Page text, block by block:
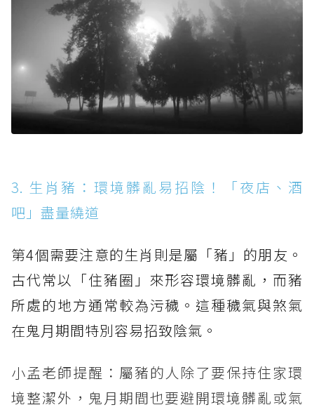
3. 生肖豬：環境髒亂易招陰！「夜店、酒
吧」盡量繞道
第4個需要注意的生肖則是屬「豬」的朋友。
古代常以「住豬圈」來形容環境髒亂，而豬
所處的地方通常較為污穢。這種穢氣與煞氣
在鬼月期間特別容易招致陰氣。
小孟老師提醒：屬豬的人除了要保持住家環
境整潔外，鬼月期間也要避開環境髒亂或氣